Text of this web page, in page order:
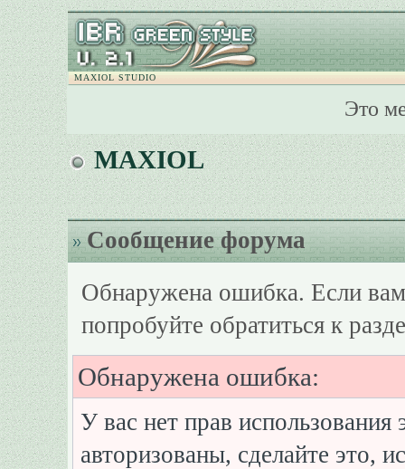
MAXIOL STUDIO
Это
MAXIOL
Сообщение форума
Обнаружена ошибка. Если
попробуйте обратиться к
Обнаружена ошибка:
У вас нет прав
авторизованы, сделайте это,